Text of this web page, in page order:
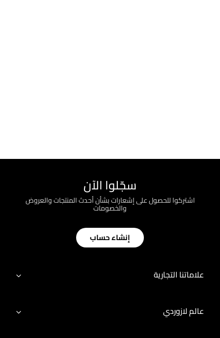
سجّلوا الآن
اشتركوا للحصول على إشعارات بشأن أحدث المنتجات والعروض
والخصومات
إنشاء حساب
علاماتنا التجارية
عالم لازوردي